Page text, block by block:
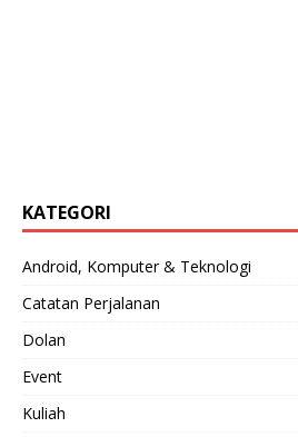
KATEGORI
Android, Komputer & Teknologi
Catatan Perjalanan
Dolan
Event
Kuliah